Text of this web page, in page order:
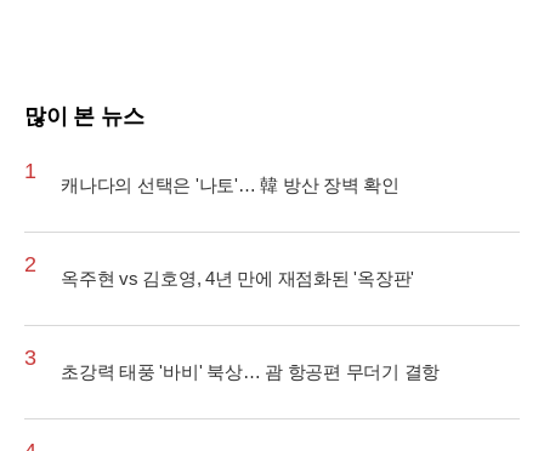
많이 본 뉴스
1
캐나다의 선택은 '나토'… 韓 방산 장벽 확인
2
옥주현 vs 김호영, 4년 만에 재점화된 '옥장판'
3
초강력 태풍 '바비' 북상… 괌 항공편 무더기 결항